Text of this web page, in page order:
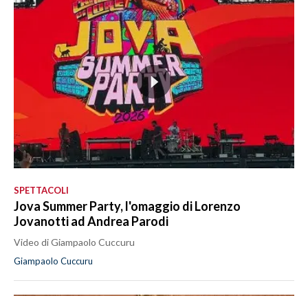
SPETTACOLI
Jova Summer Party, l'omaggio di Lorenzo
Jovanotti ad Andrea Parodi
Video di Giampaolo Cuccuru
Giampaolo Cuccuru